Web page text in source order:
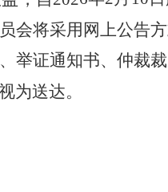
会将采用网上公告
举证通知书、仲裁
为送达。